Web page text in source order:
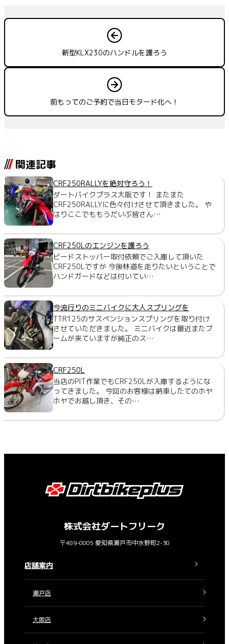
新型KLX230のハンドルを護ろう
前もってのご予約で当日モタード化へ！
関連記事
CRF250RALLYを絶対守ろう！
ダートバイクプラス大阪です！ またまた
CRF250RALLYに色々付けさせて頂きました。 や
はりここでももうだいぶ皆さん…
CRF250Lのエンジンを護ろう
ビードストッパー取付依頼でご入庫して頂いた
CRF250Lですが 今後林道を走りたいということで
ハンドガードなどは付いてい…
今流行りのミニバイクに大人スプリングを
TTR125のサスペンションスプリングを取り付け
させていただきました。 ミニバイクは最近またブ
ームが来ていますが純正のス…
CRF250L
当店のPIT作業でもCRF250Lが入庫するようにな
ってきました。 今回のお客様は納車したてのホヤ
ホヤでお越し頂き、その…
株式会社ダートフリーク
〒489-0005 愛知県瀬戸市中水野町2-30
店舗案内
瀬戸店
大阪店